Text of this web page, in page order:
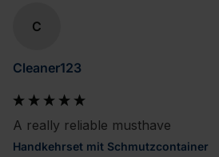
C
Cleaner123
A really reliable musthave
Handkehrset mit Schmutzcontainer